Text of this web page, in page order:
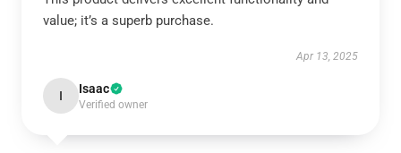
value; it’s a superb purchase.
Apr 13, 2025
I Isaac
Verified owner